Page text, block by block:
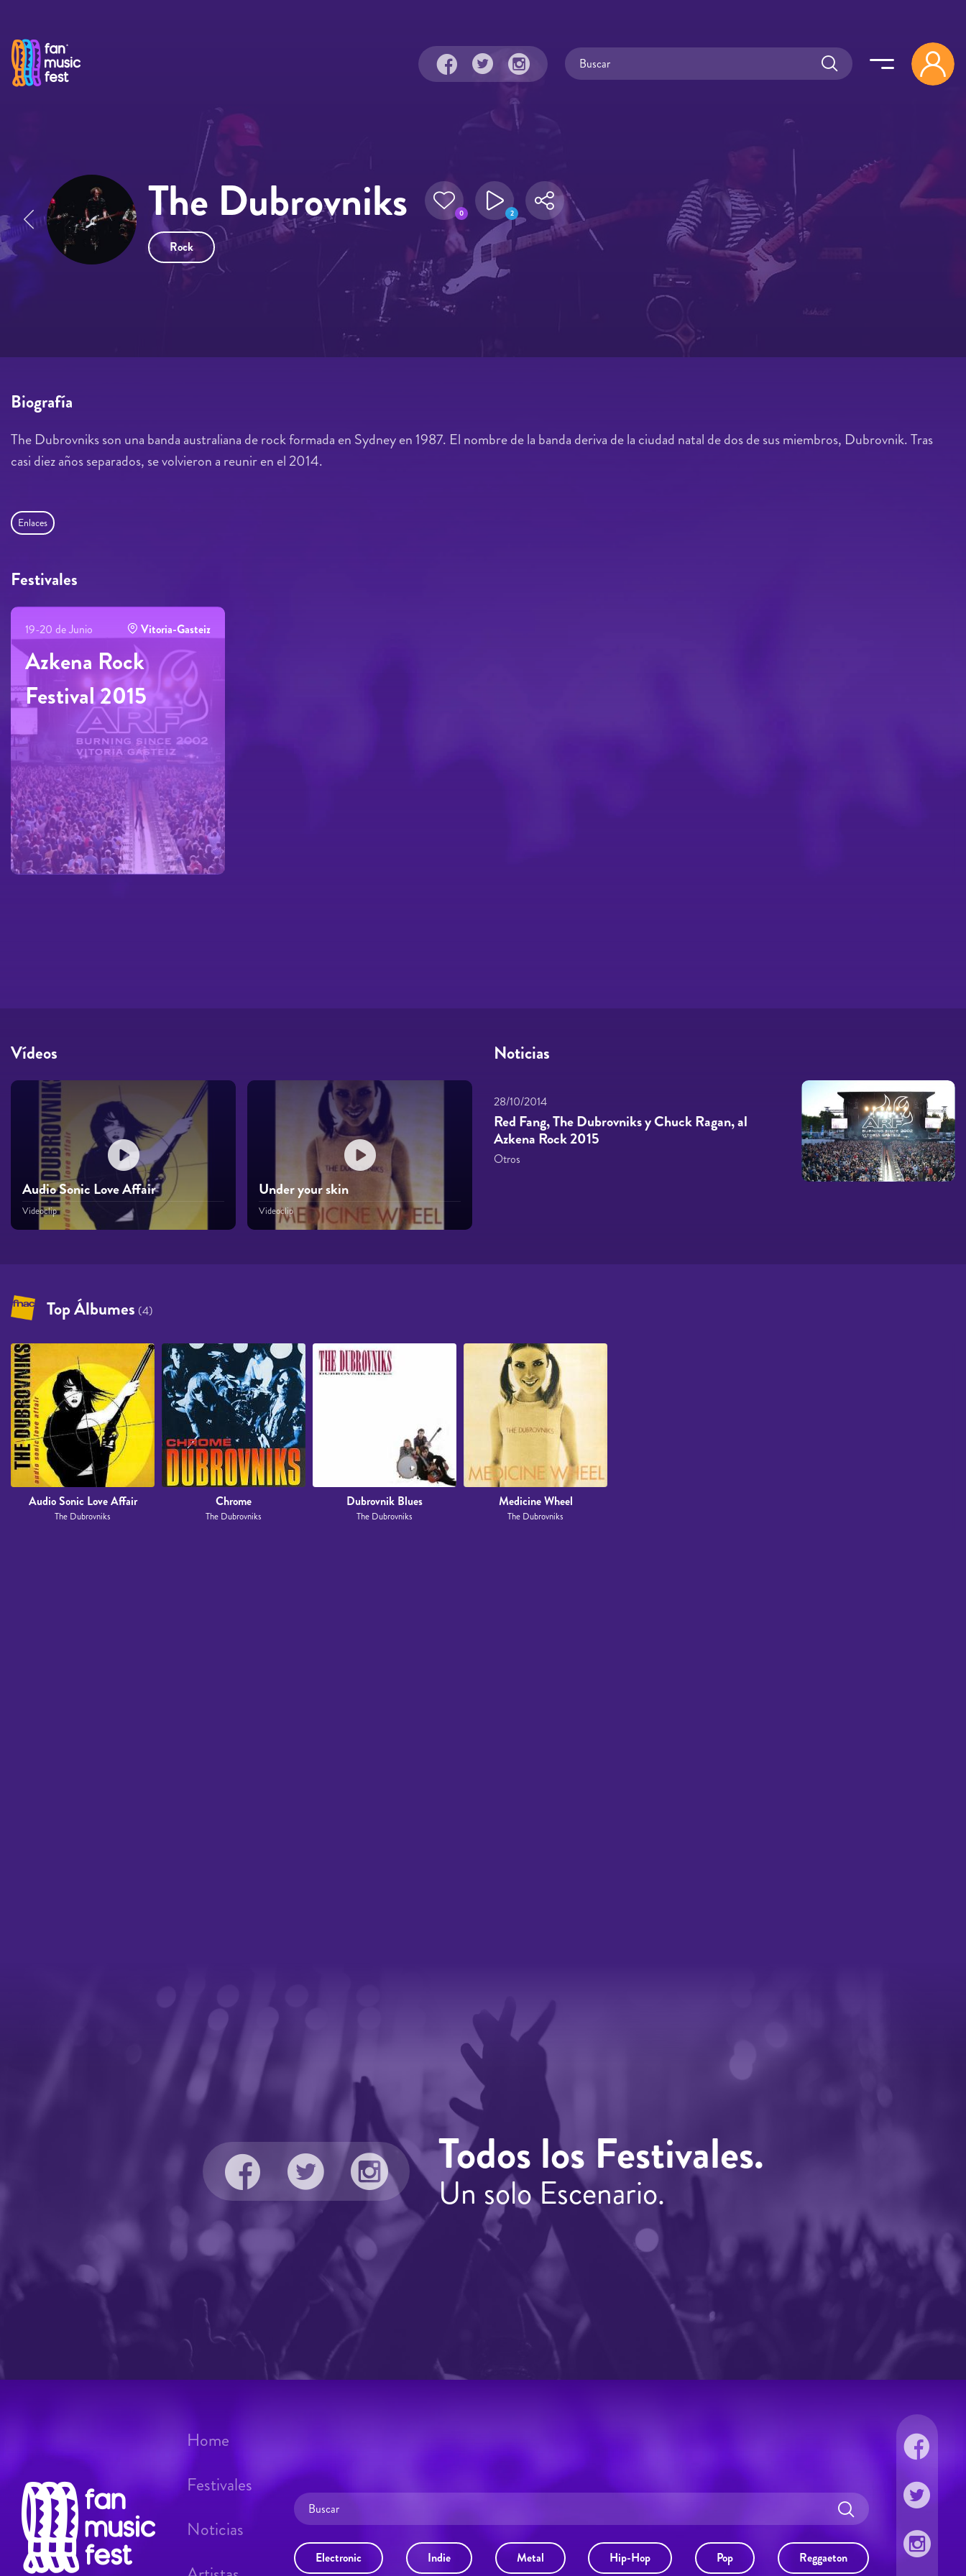
The Dubrovniks 0 2
Rock
Biografía
The Dubrovniks son una banda australiana de rock formada en Sydney en 1987. El nombre de la banda deriva de la ciudad natal de dos de sus miembros, Dubrovnik. Tras
casi diez años separados, se volvieron a reunir en el 2014.
Enlaces
Festivales
19-20 de Junio Vitoria-Gasteiz
Azkena Rock
Festival 2015
Noticias
28/10/2014
Red Fang, The Dubrovniks y Chuck Ragan, al
Azkena Rock 2015
Otros
Vídeos
Audio Sonic Love Affair
Videoclip
Under your skin
Videoclip
Top Álbumes (4)
Audio Sonic Love Affair
The Dubrovniks
Chrome
The Dubrovniks
Dubrovnik Blues
The Dubrovniks
Medicine Wheel
The Dubrovniks
Todos los Festivales.
Un solo Escenario.
Electronic Indie Metal Hip-Hop Pop Reggaeton
Home
Festivales
Noticias